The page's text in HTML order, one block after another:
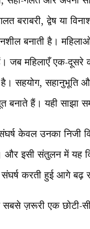
बराबरी, द्वेष या
बनाती है।
जब महिलाएँ एक-
सहयोग, सहानुभूति
हैं। यही साझा
केवल उनका निजी
इसी संतुलन में यह
करती हुई आगे बढ़
सबसे ज़रूरी एक